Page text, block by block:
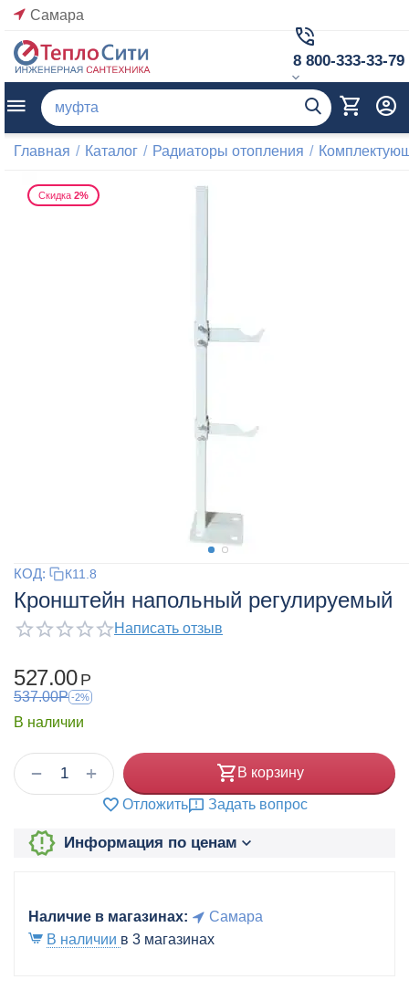
Самара
8 800-333-33-79
Главная / Каталог / Радиаторы отопления /
Скидка 2%
КОД: К11.8
Кронштейн напольный регулируемый
Написать отзыв
527.00 Р
537.00Р -2%
В наличии
+
− В корзину
Отложить Задать вопрос
Информация по ценам
Наличие в магазинах:
Самара
В наличии в 3 магазинах